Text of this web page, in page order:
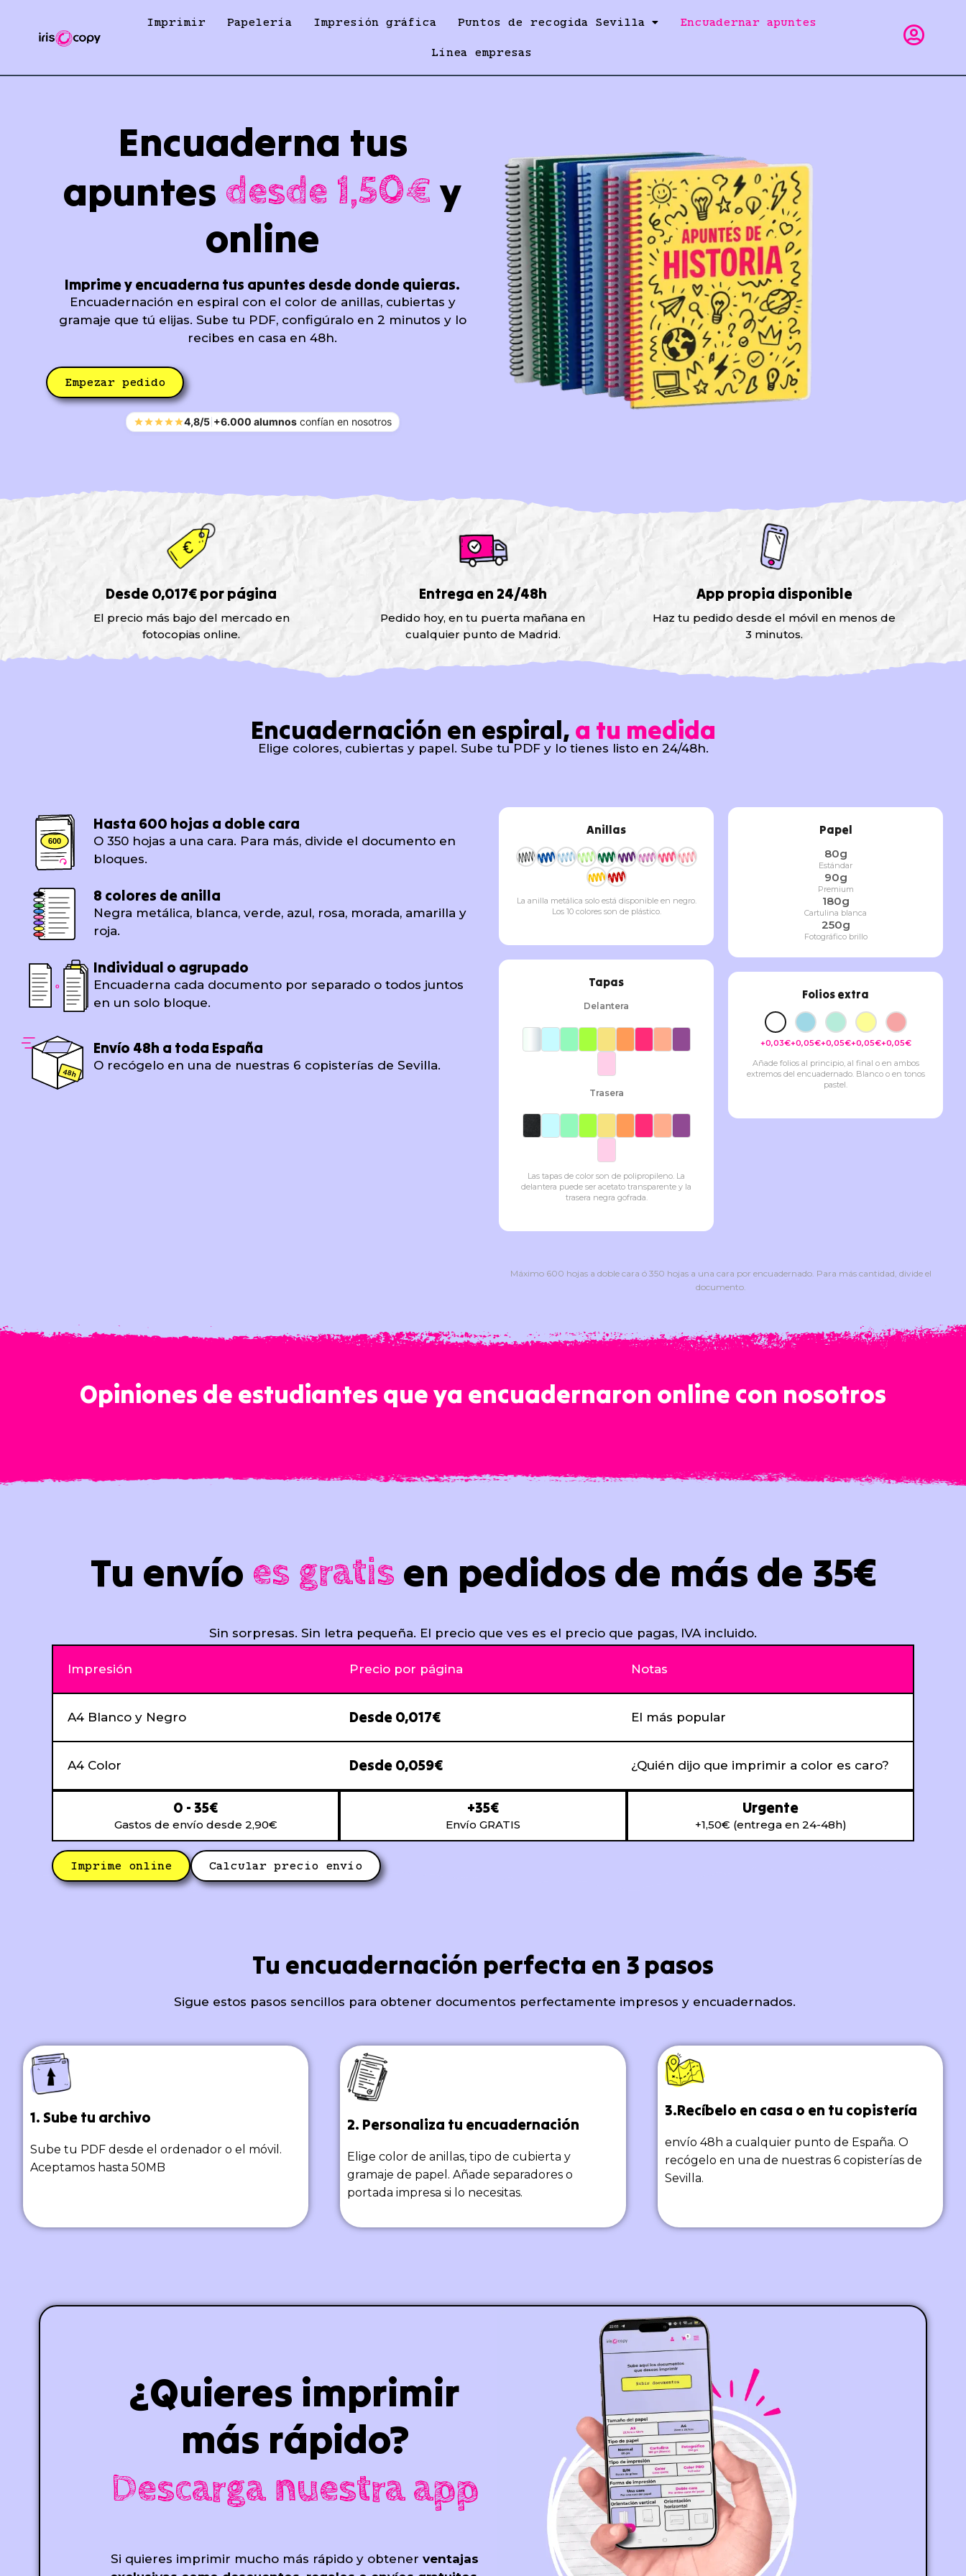
contenido
Imprimir Papelería Impresión gráfica Puntos de recogida Sevilla Encuadernar apuntes
Línea empresas
Encuaderna tus
apuntes desde 1,50€ y
online
Imprime y encuaderna tus apuntes desde donde quieras.
Encuadernación en espiral con el color de anillas, cubiertas y
gramaje que tú elijas. Sube tu PDF, configúralo en 2 minutos y lo
recibes en casa en 48h.
Empezar pedido
4,8/5 +6.000 alumnosconfían en nosotros
Desde 0,017€ por página
El precio más bajo del mercado en
fotocopias online.
Entrega en 24/48h
Pedido hoy, en tu puerta mañana en
cualquier punto de Madrid.
App propia disponible
Haz tu pedido desde el móvil en menos de
3 minutos.
Encuadernación en espiral, a tu medida
Elige colores, cubiertas y papel. Sube tu PDF y lo tienes listo en 24/48h.
600
Hasta 600 hojas a doble cara
O 350 hojas a una cara. Para más, divide el documento en
bloques.
8 colores de anilla
Negra metálica, blanca, verde, azul, rosa, morada, amarilla y
roja.
o
Individual o agrupado
Encuaderna cada documento por separado o todos juntos
en un solo bloque.
48h
Envío 48h a toda España
O recógelo en una de nuestras 6 copisterías de Sevilla.
Anillas
La anilla metálica solo está disponible en negro.
Los 10 colores son de plástico.
Tapas
Delantera
Trasera
Las tapas de color son de polipropileno. La
delantera puede ser acetato transparente y la
trasera negra gofrada.
Papel
80g
Estándar
90g
Premium
180g
Cartulina blanca
250g
Fotográfico brillo
Folios extra
+0,03€+0,05€+0,05€+0,05€+0,05€
Añade folios al principio, al final o en ambos
extremos del encuadernado. Blanco o en tonos
pastel.
Máximo 600 hojas a doble cara ó 350 hojas a una cara por encuadernado. Para más cantidad, divide el
documento.
Opiniones de estudiantes que ya encuadernaron online con nosotros
Tu envío es gratis en pedidos de más de 35€
Sin sorpresas. Sin letra pequeña. El precio que ves es el precio que pagas, IVA incluido.
Impresión Precio por página Notas
A4 Blanco y Negro Desde 0,017€ El más popular
A4 Color Desde 0,059€ ¿Quién dijo que imprimir a color es caro?
0 - 35€
Gastos de envío desde 2,90€
+35€
Envío GRATIS
Urgente
+1,50€ (entrega en 24-48h)
Imprime online Calcular precio envío
Tu encuadernación perfecta en 3 pasos
Sigue estos pasos sencillos para obtener documentos perfectamente impresos y encuadernados.
1. Sube tu archivo
Sube tu PDF desde el ordenador o el móvil.
Aceptamos hasta 50MB
2. Personaliza tu encuadernación
Elige color de anillas, tipo de cubierta y
gramaje de papel. Añade separadores o
portada impresa si lo necesitas.
3.Recíbelo en casa o en tu copistería
envío 48h a cualquier punto de España. O
recógelo en una de nuestras 6 copisterías de
Sevilla.
¿Quieres imprimir
más rápido?
Descarga nuestra app
Si quieres imprimir mucho más rápido y obtenerventajas